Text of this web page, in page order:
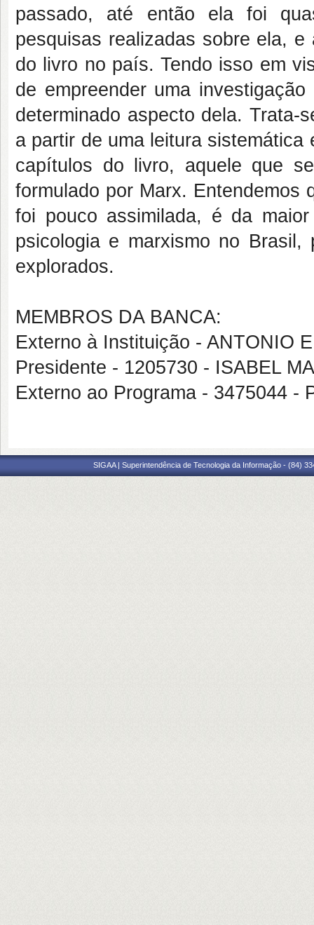
passado, até então ela foi
pesquisas realizadas sobre ela,
do livro no país. Tendo isso em
de empreender uma
determinado aspecto dela. Trata-
a partir de uma leitura
capítulos do livro, aquele que
formulado por Marx. Entendemos
foi pouco assimilada, é da
psicologia e marxismo no Brasil,
explorados.
MEMBROS DA BANCA:
Externo à Instituição - ANTONIO
Presidente - 1205730 - ISABEL
Externo ao Programa - 3475044 -
SIGAA | Superintendência de Tecnologia da Informação - (84)